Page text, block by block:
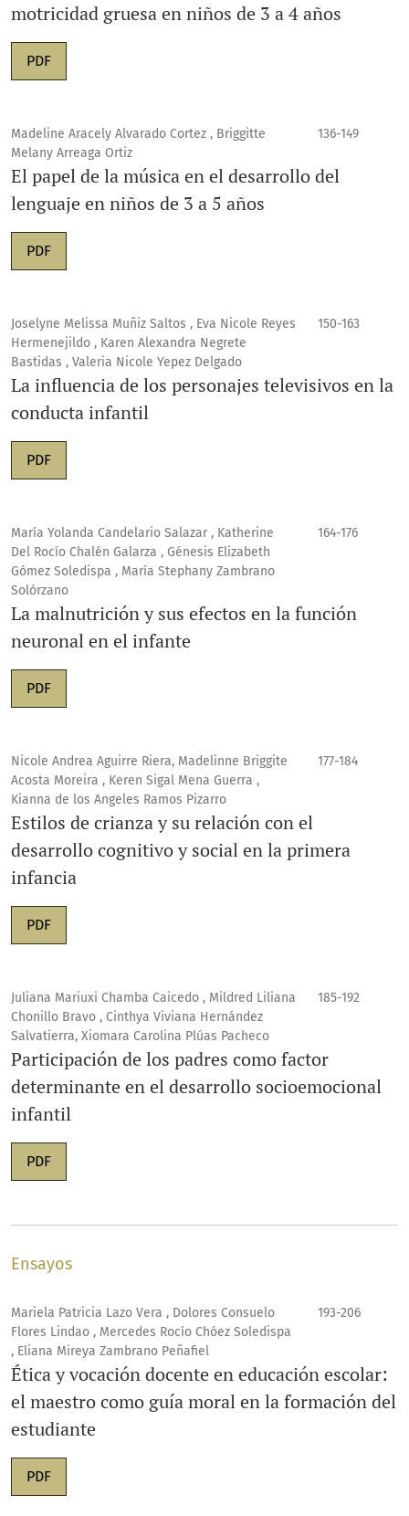
motricidad gruesa en niños de 3 a 4 años
PDF
Madeline Aracely Alvarado Cortez , Briggitte
Melany Arreaga Ortiz
136-149
El papel de la música en el desarrollo del
lenguaje en niños de 3 a 5 años
PDF
Joselyne Melissa Muñiz Saltos , Eva Nicole Reyes
Hermenejildo , Karen Alexandra Negrete
Bastidas , Valeria Nicole Yepez Delgado
150-163
La influencia de los personajes televisivos en la
conducta infantil
PDF
María Yolanda Candelario Salazar , Katherine
Del Rocío Chalén Galarza , Génesis Elizabeth
Gómez Soledispa , María Stephany Zambrano
Solórzano
164-176
La malnutrición y sus efectos en la función
neuronal en el infante
PDF
Nicole Andrea Aguirre Riera, Madelinne Briggite
Acosta Moreira , Keren Sigal Mena Guerra ,
Kianna de los Angeles Ramos Pizarro
177-184
Estilos de crianza y su relación con el
desarrollo cognitivo y social en la primera
infancia
PDF
Juliana Mariuxi Chamba Caicedo , Mildred Liliana
Chonillo Bravo , Cinthya Viviana Hernández
Salvatierra, Xiomara Carolina Plúas Pacheco
185-192
Participación de los padres como factor
determinante en el desarrollo socioemocional
infantil
PDF
Ensayos
Mariela Patricia Lazo Vera , Dolores Consuelo
Flores Lindao , Mercedes Rocío Chóez Soledispa
, Eliana Mireya Zambrano Peñafiel
193-206
Ética y vocación docente en educación escolar:
el maestro como guía moral en la formación del
estudiante
PDF